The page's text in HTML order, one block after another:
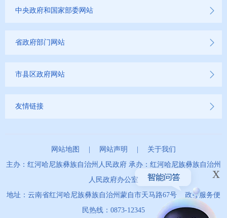
中央政府和国家部委网站
省政府部门网站
市县区政府网站
友情链接
网站地图 | 网站声明 | 关于我们
主办：红河哈尼族彝族自治州人民政府 承办：红河哈尼族彝族自治州
人民政府办公室
地址：云南省红河哈尼族彝族自治州蒙自市天马路67号 政务服务便
民热线：0873-12345
x